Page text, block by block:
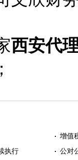
西安代
增值
执行
公对